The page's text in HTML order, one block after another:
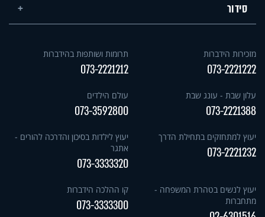
סידור
מזכירות הידברות
073-2221222
תרומות ושותפות בהידברות
073-2221212
עלון שבת - עונג שבת
073-2221388
עולם הילדים
073-3592800
יעוץ למתחזקים בתחילת הדרך
073-2221232
יעוץ לילדות בסיכון והדרכה להורים -
אתגר
073-3333320
יעוץ לנשים בטהרת המשפחה -
מתחברות
קו ההלכה הידברות
073-3333300